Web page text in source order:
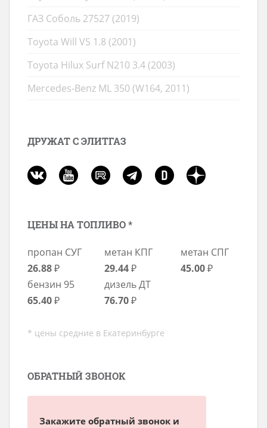
ГАЗ Соболь 27527 (2019)
Toyota Will VS 1.8 (2001)
Toyota Hilux Surf N210 3.4 (2003)
Mercedes-Benz ML 350 (W164, 2011)
ДРУЖАТ С ЭЛИТГАЗ
ЦЕНЫ НА ТОПЛИВО *
пропан СУГ
26.88₽
метан КПГ
29.44₽
метан СПГ
45.00₽
бензин 95
65.40₽
дизель ДТ
76.70₽
* цены средние в Екатеринбурге
ОБРАТНЫЙ ЗВОНОК
Закажите обратный звонок и